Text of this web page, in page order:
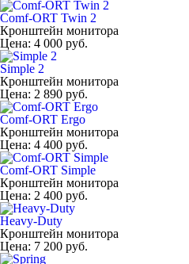
Comf-ORT Twin 2
Кронштейн монитора
Цена: 4 000 руб.
Simple 2
Кронштейн монитора
Цена: 2 890 руб.
Comf-ORT Ergo
Кронштейн монитора
Цена: 4 400 руб.
Comf-ORT Simple
Кронштейн монитора
Цена: 2 400 руб.
Heavy-Duty
Кронштейн монитора
Цена: 7 200 руб.